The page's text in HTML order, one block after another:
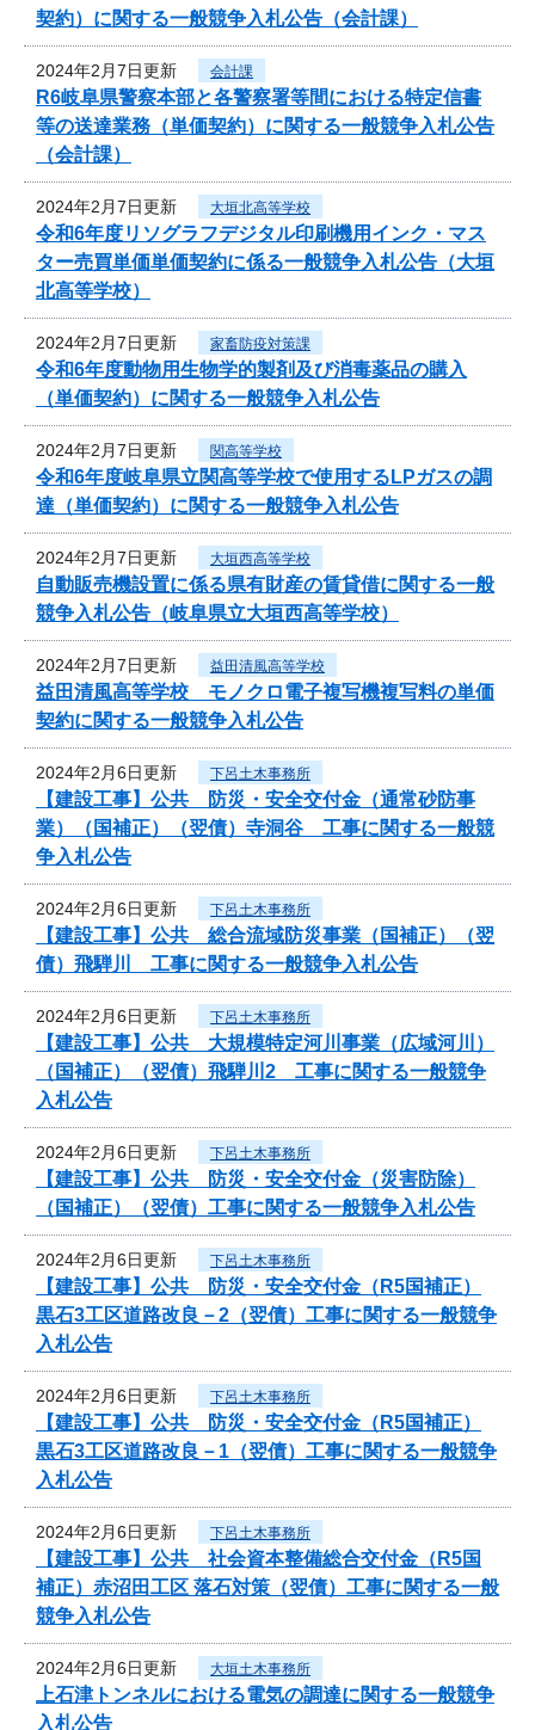
契約）に関する一般競争入札公告（会計課）
2024年2月7日更新 会計課
R6岐阜県警察本部と各警察署等間における特定信書
等の送達業務（単価契約）に関する一般競争入札公告
（会計課）
2024年2月7日更新 大垣北高等学校
令和6年度リソグラフデジタル印刷機用インク・マス
ター売買単価単価契約に係る一般競争入札公告（大垣
北高等学校）
2024年2月7日更新 家畜防疫対策課
令和6年度動物用生物学的製剤及び消毒薬品の購入
（単価契約）に関する一般競争入札公告
2024年2月7日更新 関高等学校
令和6年度岐阜県立関高等学校で使用するLPガスの調
達（単価契約）に関する一般競争入札公告
2024年2月7日更新 大垣西高等学校
自動販売機設置に係る県有財産の賃貸借に関する一般
競争入札公告（岐阜県立大垣西高等学校）
2024年2月7日更新 益田清風高等学校
益田清風高等学校 モノクロ電子複写機複写料の単価
契約に関する一般競争入札公告
2024年2月6日更新 下呂土木事務所
【建設工事】公共 防災・安全交付金（通常砂防事
業）（国補正）（翌債）寺洞谷 工事に関する一般競
争入札公告
2024年2月6日更新 下呂土木事務所
【建設工事】公共 総合流域防災事業（国補正）（翌
債）飛騨川 工事に関する一般競争入札公告
2024年2月6日更新 下呂土木事務所
【建設工事】公共 大規模特定河川事業（広域河川）
（国補正）（翌債）飛騨川2 工事に関する一般競争
入札公告
2024年2月6日更新 下呂土木事務所
【建設工事】公共 防災・安全交付金（災害防除）
（国補正）（翌債）工事に関する一般競争入札公告
2024年2月6日更新 下呂土木事務所
【建設工事】公共 防災・安全交付金（R5国補正）
黒石3工区道路改良－2（翌債）工事に関する一般競争
入札公告
2024年2月6日更新 下呂土木事務所
【建設工事】公共 防災・安全交付金（R5国補正）
黒石3工区道路改良－1（翌債）工事に関する一般競争
入札公告
2024年2月6日更新 下呂土木事務所
【建設工事】公共 社会資本整備総合交付金（R5国
補正）赤沼田工区 落石対策（翌債）工事に関する一般
競争入札公告
2024年2月6日更新 大垣土木事務所
上石津トンネルにおける電気の調達に関する一般競争
入札公告